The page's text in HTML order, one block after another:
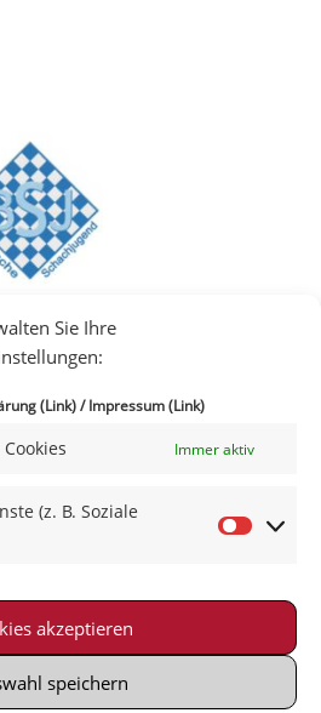
Sie Ihre
(Link)/Impressum (Link)
Immer aktiv
(z. B. Soziale
akzeptieren
speichern
|Kontakt
Schweinfurt 2000 e. V.
with Neve-Theme